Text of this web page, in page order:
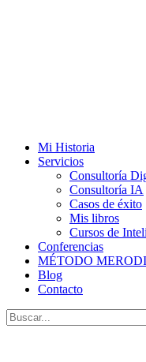
Mi Historia
Servicios
Consultoría
Consultoría IA
Casos de éxito
Mis libros
Cursos de
Conferencias
MÉTODO
Blog
Contacto